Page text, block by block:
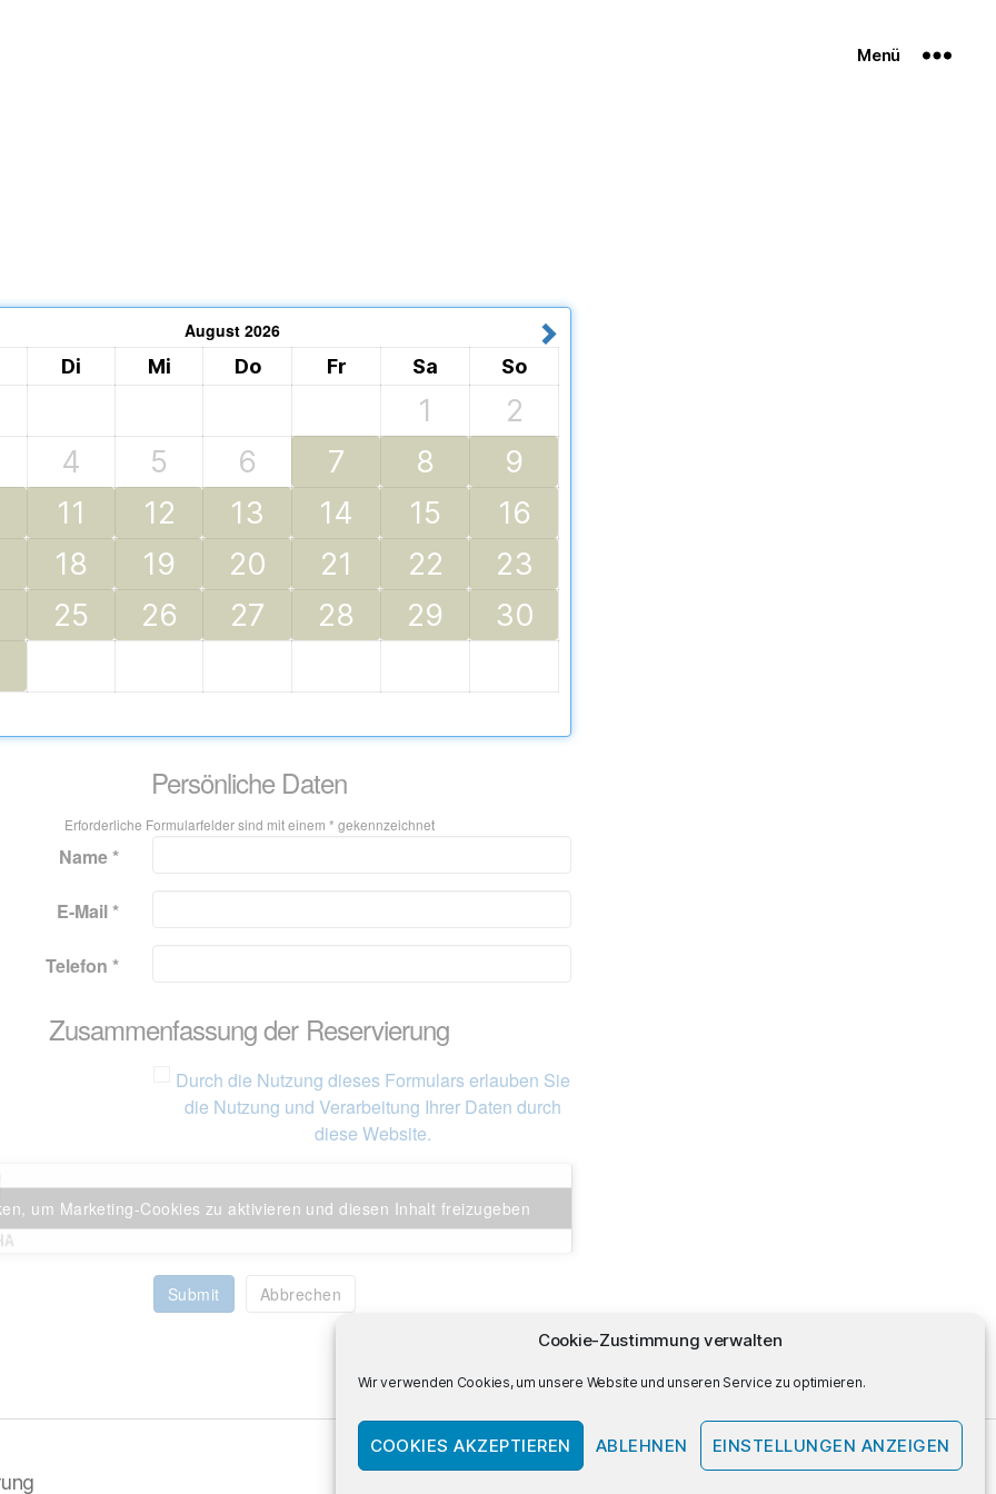
Cookie-Zustimmung verwalten
Wir verwenden Cookies, um unsere Website und unseren Service zu optimieren.
COOKIES AKZEPTIEREN ABLEHNEN EINSTELLUNGEN ANZEIGEN
Menü
August 2026
Di Mi Do Fr Sa So
1
2
4 5 6 7 8
9
11 12 13 14 15
16
18 19 20 21 22
23
25 26 27 28 29
30
Persönliche Daten
Erforderliche Formularfelder sind mit einem * gekennzeichnet
Name *
E-Mail *
Telefon *
Zusammenfassung der Reservierung
Durch die Nutzung dieses Formulars erlauben Sie
die Nutzung und Verarbeitung Ihrer Daten durch
diese Website.
um Marketing-Cookies zu aktivieren und diesen Inhalt freizugeben
Submit Abbrechen